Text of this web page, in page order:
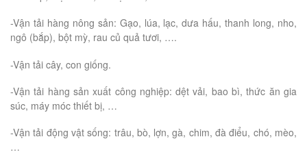
-Vận tải hàng nông sản: Gạo, lúa, lạc, dưa hấu, thanh long, nho,
ngô (bắp), bột mỳ, rau củ quả tươi, ….
-Vận tải cây, con giống.
-Vận tải hàng sản xuất công nghiệp: dệt vải, bao bì, thức ăn gia
súc, máy móc thiết bị, …
-Vận tải động vật sống: trâu, bò, lợn, gà, chim, đà điểu, chó, mèo,
…